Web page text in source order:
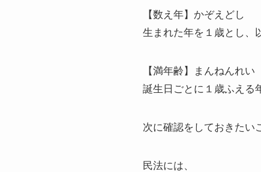
【数え年】かぞえどし
生まれた年を１歳とし、
【満年齢】まんねんれい
誕生日ごとに１歳ふえる
次に確認をしておきたい
民法には、